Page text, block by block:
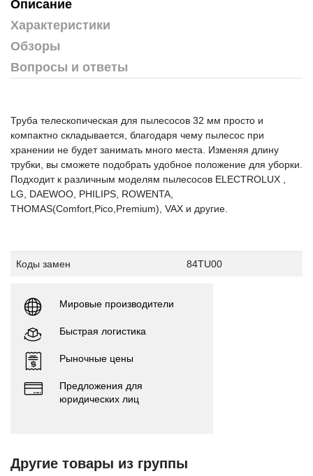
Описание
Характеристики
Обзоры
Вопросы и ответы
Труба телескопическая для пылесосов 32 мм просто и
компактно складывается, благодаря чему пылесос при
хранении не будет занимать много места. Изменяя длину
трубки, вы сможете подобрать удобное положение для уборки.
Подходит к различным моделям пылесосов ELECTROLUX ,
LG, DAEWOO, PHILIPS, ROWENTA,
THOMAS(Comfort,Pico,Premium), VAX и другие.
Коды замен 84TU00
Мировые производители
Быстрая логистика
Рыночные цены
Предложения для
юридических лиц
Другие товары из группы